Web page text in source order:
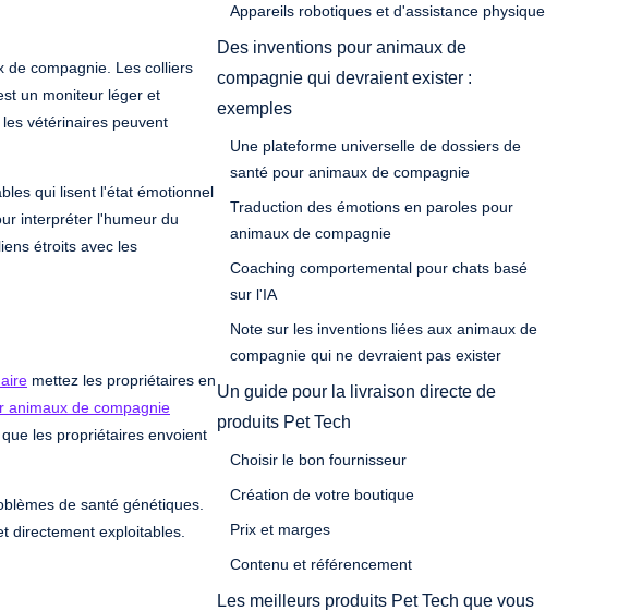
de compagnie. Les colliers
un moniteur léger et
vétérinaires peuvent
qui lisent l'état émotionnel
interpréter l'humeur du
étroits avec les
mettez les propriétaires en
animaux de compagnie
les propriétaires envoient
de santé génétiques.
directement exploitables.
Appareils robotiques et d'assistance physique
Des inventions pour animaux de
compagnie qui devraient exister :
exemples
Une plateforme universelle de dossiers de
santé pour animaux de compagnie
Traduction des émotions en paroles pour
animaux de compagnie
Coaching comportemental pour chats basé
sur l'IA
Note sur les inventions liées aux animaux de
compagnie qui ne devraient pas exister
Un guide pour la livraison directe de
produits Pet Tech
Choisir le bon fournisseur
Création de votre boutique
Prix et marges
Contenu et référencement
Les meilleurs produits Pet Tech que vous